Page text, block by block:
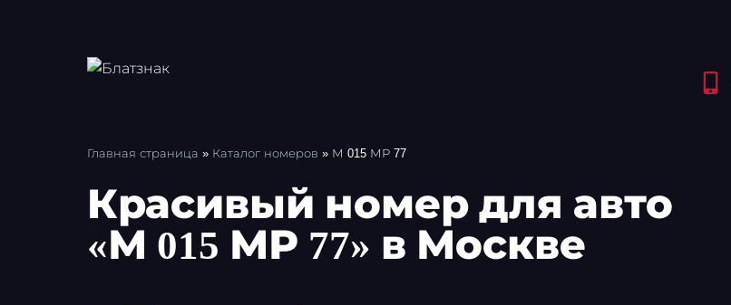
содержимому
Главная страница » Каталог номеров » М 015 МР 77
Красивый номер для авто
«М 015 МР 77» в Москве